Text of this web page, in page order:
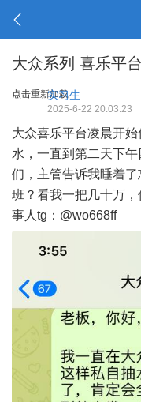
大众系列 喜乐平台
点击重新加载
实习生
2025-6-22 20:03:23
大众喜乐平台凌晨开
水，一直到第二天下
们，主管告诉我睡着
班？看我一把几十万
事人tg：@wo668ff